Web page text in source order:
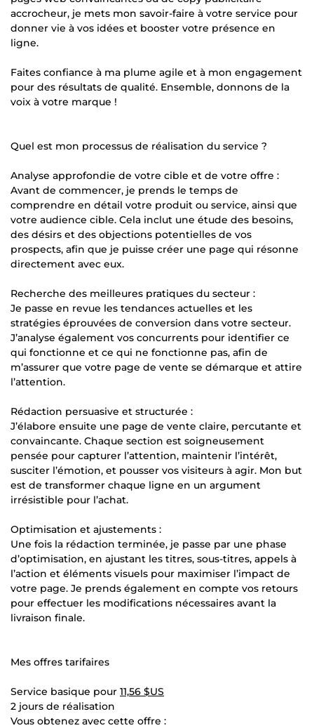
accrocheur, je mets mon savoir-faire à votre service pour
donner vie à vos idées et booster votre présence en
ligne.
Faites confiance à ma plume agile et à mon engagement
pour des résultats de qualité. Ensemble, donnons de la
voix à votre marque !
Quel est mon processus de réalisation du service ?
Analyse approfondie de votre cible et de votre offre :
Avant de commencer, je prends le temps de
comprendre en détail votre produit ou service, ainsi que
votre audience cible. Cela inclut une étude des besoins,
des désirs et des objections potentielles de vos
prospects, afin que je puisse créer une page qui résonne
directement avec eux.
Recherche des meilleures pratiques du secteur :
Je passe en revue les tendances actuelles et les
stratégies éprouvées de conversion dans votre secteur.
J’analyse également vos concurrents pour identifier ce
qui fonctionne et ce qui ne fonctionne pas, afin de
m’assurer que votre page de vente se démarque et attire
l’attention.
Rédaction persuasive et structurée :
J’élabore ensuite une page de vente claire, percutante et
convaincante. Chaque section est soigneusement
pensée pour capturer l’attention, maintenir l’intérêt,
susciter l’émotion, et pousser vos visiteurs à agir. Mon but
est de transformer chaque ligne en un argument
irrésistible pour l’achat.
Optimisation et ajustements :
Une fois la rédaction terminée, je passe par une phase
d’optimisation, en ajustant les titres, sous-titres, appels à
l’action et éléments visuels pour maximiser l’impact de
votre page. Je prends également en compte vos retours
pour effectuer les modifications nécessaires avant la
livraison finale.
Mes offres tarifaires
Service basique pour 11,56 $US
2 jours de réalisation
Vous obtenez avec cette offre :